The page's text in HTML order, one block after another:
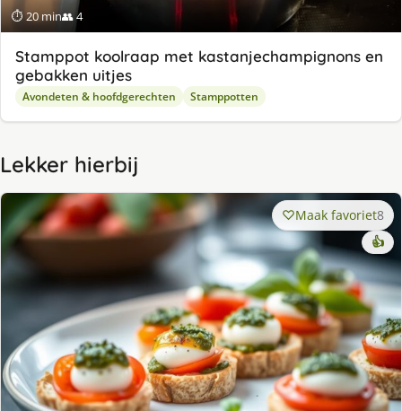
⏱ 20 min👥 4
Stamppot koolraap met kastanjechampignons en
gebakken uitjes
Avondeten & hoofdgerechten Stamppotten
Lekker hierbij
Maak favoriet8
👍